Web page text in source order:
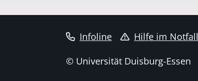
Infoline Hilfe im Notfall
© Universität Duisburg-Essen